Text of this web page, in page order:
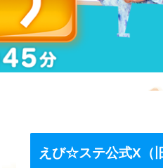
えび☆ステ公式X（